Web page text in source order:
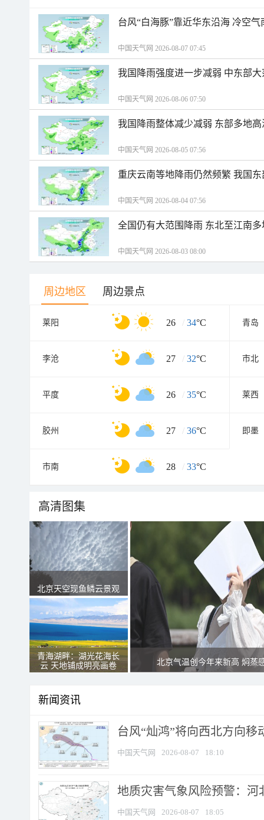
台风“白海豚”靠近华东沿海 冷空
中国天气网 2026-08-07 07:45
我国降雨强度进一步减弱 中东部
中国天气网 2026-08-06 07:50
我国降雨整体减少减弱 东部多地
中国天气网 2026-08-05 07:56
重庆云南等地降雨仍然频繁 我国
中国天气网 2026-08-04 07:56
全国仍有大范围降雨 东北至江南
中国天气网 2026-08-03 08:00
周边地区 周边景点
莱阳 26 / 34°C 青岛
李沧 27 / 32°C 市北
平度 26 / 35°C 莱西
胶州 27 / 36°C 即墨
市南 28 / 33°C
高清图集
北京天空现鱼鳞云景观
青海湖畔：湖光花海长
云 天地铺成明亮画卷
北京气温创今年来新高 焖蒸
新闻资讯
台风“灿鸿”将向西北方向移
中国天气网 2026-08-07 18:10
地质灾害气象风险预警：河
中国天气网 2026-08-07 18:05